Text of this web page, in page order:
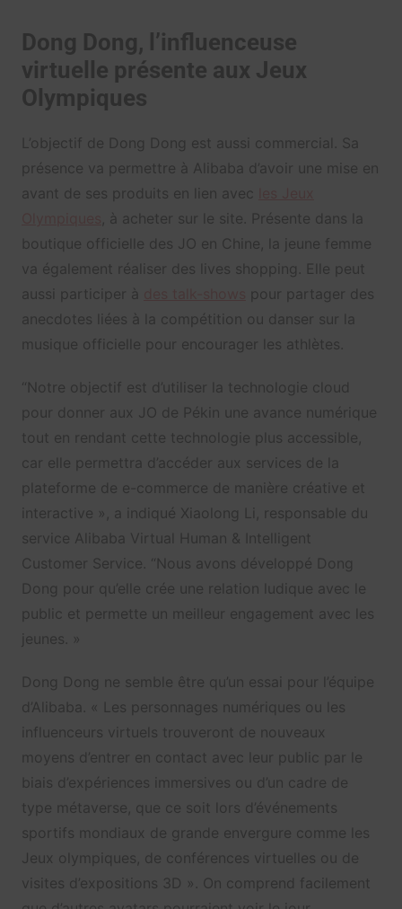
Dong Dong, l’influenceuse
virtuelle présente aux Jeux
Olympiques
L’objectif de Dong Dong est aussi commercial. Sa
présence va permettre à Alibaba d’avoir une mise en
avant de ses produits en lien avec
, à acheter sur le site. Présente dans la
boutique officielle des JO en Chine, la jeune femme
va également réaliser des lives shopping. Elle peut
aussi participer à
pour partager des
anecdotes liées à la compétition ou danser sur la
musique officielle pour encourager les athlètes.
“Notre objectif est d’utiliser la technologie cloud
pour donner aux JO de Pékin une avance numérique
tout en rendant cette technologie plus accessible,
car elle permettra d’accéder aux services de la
plateforme de e-commerce de manière créative et
interactive », a indiqué Xiaolong Li, responsable du
service Alibaba Virtual Human & Intelligent
Customer Service. “Nous avons développé Dong
Dong pour qu’elle crée une relation ludique avec le
public et permette un meilleur engagement avec les
jeunes. »
Dong Dong ne semble être qu’un essai pour l’équipe
d’Alibaba. « Les personnages numériques ou les
influenceurs virtuels trouveront de nouveaux
moyens d’entrer en contact avec leur public par le
biais d’expériences immersives ou d’un cadre de
type métaverse, que ce soit lors d’événements
sportifs mondiaux de grande envergure comme les
Jeux olympiques, de conférences virtuelles ou de
visites d’expositions 3D ». On comprend facilement